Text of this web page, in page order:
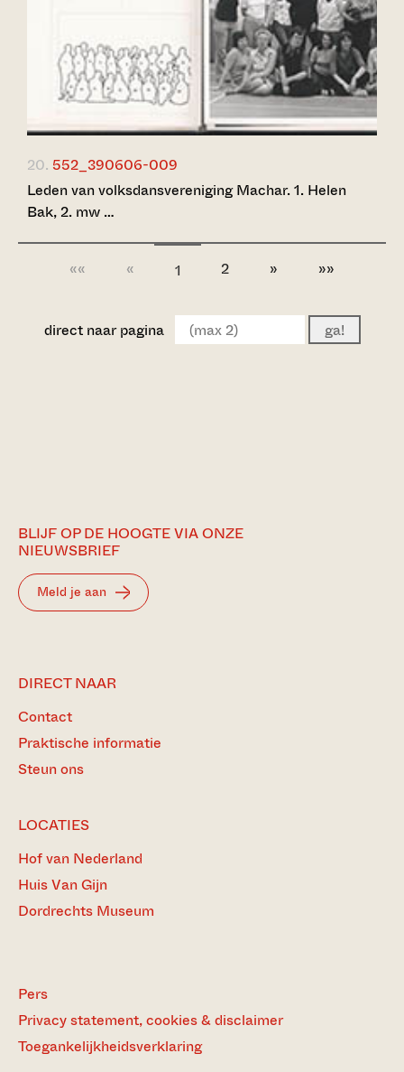
20. 552_390606-009
Leden van volksdansvereniging Machar. 1. Helen
Bak, 2. mw …
«« « 1 2 » »»
direct naar pagina ga!
BLIJF OP DE HOOGTE VIA ONZE
NIEUWSBRIEF
Meld je aan
DIRECT NAAR
Contact
Praktische informatie
Steun ons
LOCATIES
Hof van Nederland
Huis Van Gijn
Dordrechts Museum
Pers
Privacy statement, cookies & disclaimer
Toegankelijkheidsverklaring